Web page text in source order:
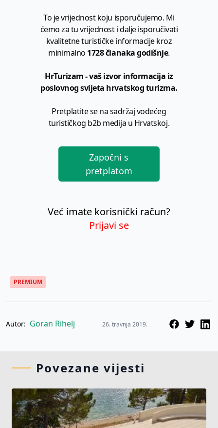
To je vrijednost koju isporučujemo. Mi
ćemo za tu vrijednost i dalje isporučivati
kvalitetne turističke informacije kroz
minimalno 1728 članaka godišnje.
HrTurizam - vaš izvor informacija iz
poslovnog svijeta hrvatskog turizma.
Pretplatite se na sadržaj vodećeg
turističkog b2b medija u Hrvatskoj.
Započni s
pretplatom
Već imate korisnički račun?
Prijavi se
PREMIUM
Autor: Goran Rihelj 26. travnja 2019.
Povezane vijesti